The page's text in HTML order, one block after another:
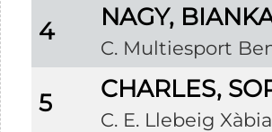
4 NAGY,
C. Multiesport
5 CHARLES,
C. E. Llebeig Xàbia